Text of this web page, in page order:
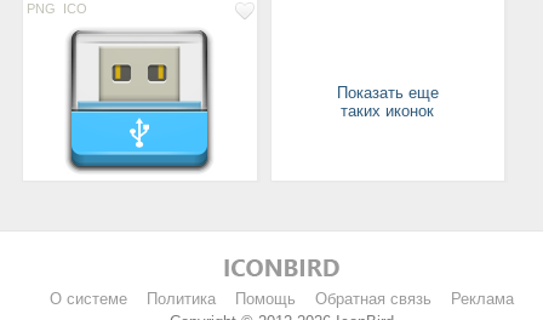
PNG ICO
Показать еще
таких иконок
О системе Политика Помощь Обратная связь
Реклама